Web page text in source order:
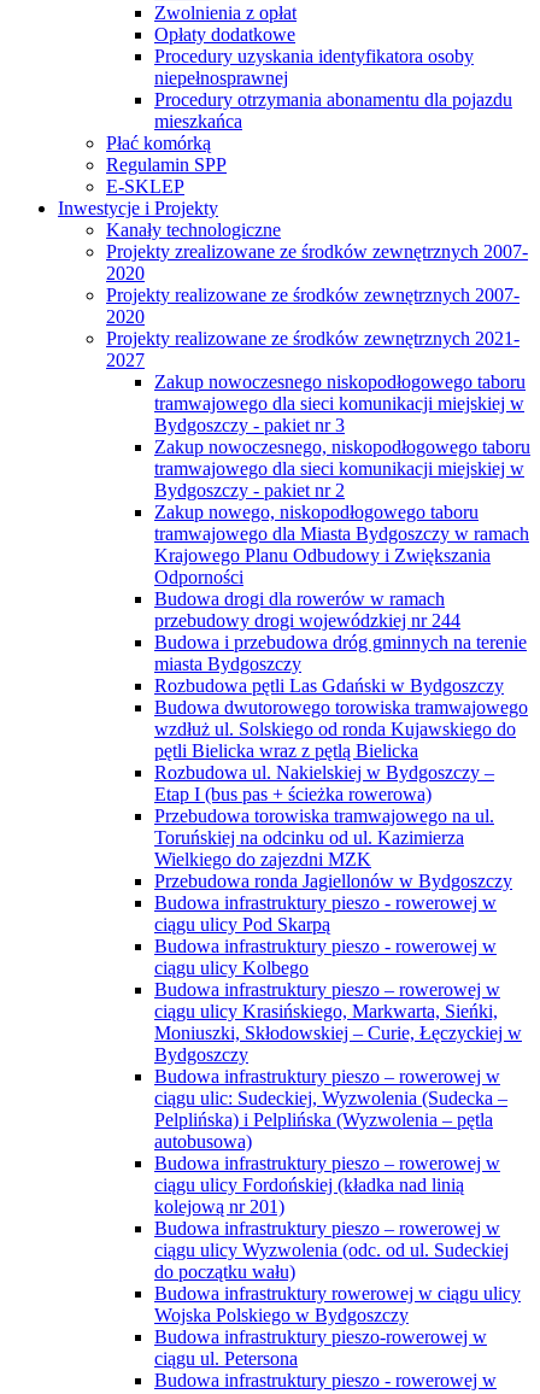
Zwolnienia z opłat
Opłaty dodatkowe
Procedury uzyskania identyfikatora osoby
niepełnosprawnej
Procedury otrzymania abonamentu dla pojazdu
mieszkańca
Płać komórką
Regulamin SPP
E-SKLEP
Inwestycje i Projekty
Kanały technologiczne
Projekty zrealizowane ze środków zewnętrznych 2007-
2020
Projekty realizowane ze środków zewnętrznych 2007-
2020
Projekty realizowane ze środków zewnętrznych 2021-
2027
Zakup nowoczesnego niskopodłogowego taboru
tramwajowego dla sieci komunikacji miejskiej w
Bydgoszczy - pakiet nr 3
Zakup nowoczesnego, niskopodłogowego taboru
tramwajowego dla sieci komunikacji miejskiej w
Bydgoszczy - pakiet nr 2
Zakup nowego, niskopodłogowego taboru
tramwajowego dla Miasta Bydgoszczy w ramach
Krajowego Planu Odbudowy i Zwiększania
Odporności
Budowa drogi dla rowerów w ramach
przebudowy drogi wojewódzkiej nr 244
Budowa i przebudowa dróg gminnych na terenie
miasta Bydgoszczy
Rozbudowa pętli Las Gdański w Bydgoszczy
Budowa dwutorowego torowiska tramwajowego
wzdłuż ul. Solskiego od ronda Kujawskiego do
pętli Bielicka wraz z pętlą Bielicka
Rozbudowa ul. Nakielskiej w Bydgoszczy –
Etap I (bus pas + ścieżka rowerowa)
Przebudowa torowiska tramwajowego na ul.
Toruńskiej na odcinku od ul. Kazimierza
Wielkiego do zajezdni MZK
Przebudowa ronda Jagiellonów w Bydgoszczy
Budowa infrastruktury pieszo - rowerowej w
ciągu ulicy Pod Skarpą
Budowa infrastruktury pieszo - rowerowej w
ciągu ulicy Kolbego
Budowa infrastruktury pieszo – rowerowej w
ciągu ulicy Krasińskiego, Markwarta, Sieńki,
Moniuszki, Skłodowskiej – Curie, Łęczyckiej w
Bydgoszczy
Budowa infrastruktury pieszo – rowerowej w
ciągu ulic: Sudeckiej, Wyzwolenia (Sudecka –
Pelplińska) i Pelplińska (Wyzwolenia – pętla
autobusowa)
Budowa infrastruktury pieszo – rowerowej w
ciągu ulicy Fordońskiej (kładka nad linią
kolejową nr 201)
Budowa infrastruktury pieszo – rowerowej w
ciągu ulicy Wyzwolenia (odc. od ul. Sudeckiej
do początku wału)
Budowa infrastruktury rowerowej w ciągu ulicy
Wojska Polskiego w Bydgoszczy
Budowa infrastruktury pieszo-rowerowej w
ciągu ul. Petersona
Budowa infrastruktury pieszo - rowerowej w